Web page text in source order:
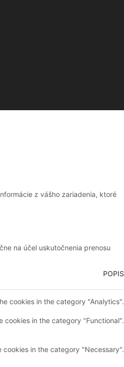
z vášho zariadenia, ktoré
na účel uskutočnenia prenosu
POPIS
cookies in the category "Analytics".
cookies in the category "Functional".
cookies in the category "Necessary".